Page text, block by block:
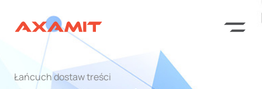
Łańcuch dostaw treści